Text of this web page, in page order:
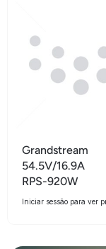
Grandstream
54.5V/16.9A
RPS-920W
Iniciar sessão para ver